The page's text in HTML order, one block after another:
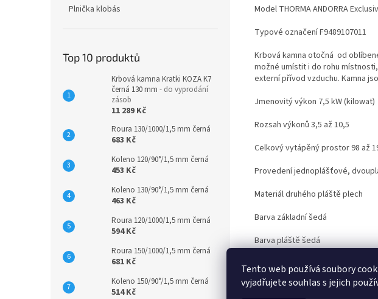
Tento web používá soubory
vyjadřujete souhlas s jejich
Plnička klobás
Top 10 produktů
Krbová kamna Kratki KOZA K7
černá 130 mm - do vyprodání
zásob
11 289 Kč
Roura 130/1000/1,5 mm černá
683 Kč
Koleno 120/90°/1,5 mm černá
453 Kč
Koleno 130/90°/1,5 mm černá
463 Kč
Roura 120/1000/1,5 mm černá
594 Kč
Roura 150/1000/1,5 mm černá
681 Kč
Koleno 150/90°/1,5 mm černá
514 Kč
Model THORMA ANDORRA
Typové označení F9489107011
Krbová kamna otočná od
možné umístit i do rohu
externí přívod vzduchu. Kamna
Jmenovitý výkon 7,5 kW (kilowat)
Rozsah výkonů 3,5 až 10,5
Celkový vytápěný prostor 98 až
Provedení jednoplášťové,
Materiál druhého pláště plech
Barva základní šedá
Barva pláště šedá
Druh povrchu lak
Rozměr - výška 1200 mm